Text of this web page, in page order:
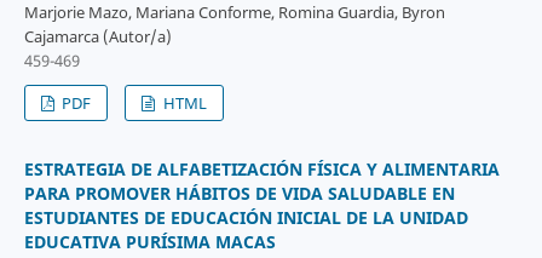
Marjorie Mazo, Mariana Conforme, Romina Guardia, Byron
Cajamarca (Autor/a)
459-469
PDF
HTML
ESTRATEGIA DE ALFABETIZACIÓN FÍSICA Y ALIMENTARIA
PARA PROMOVER HÁBITOS DE VIDA SALUDABLE EN
ESTUDIANTES DE EDUCACIÓN INICIAL DE LA UNIDAD
EDUCATIVA PURÍSIMA MACAS